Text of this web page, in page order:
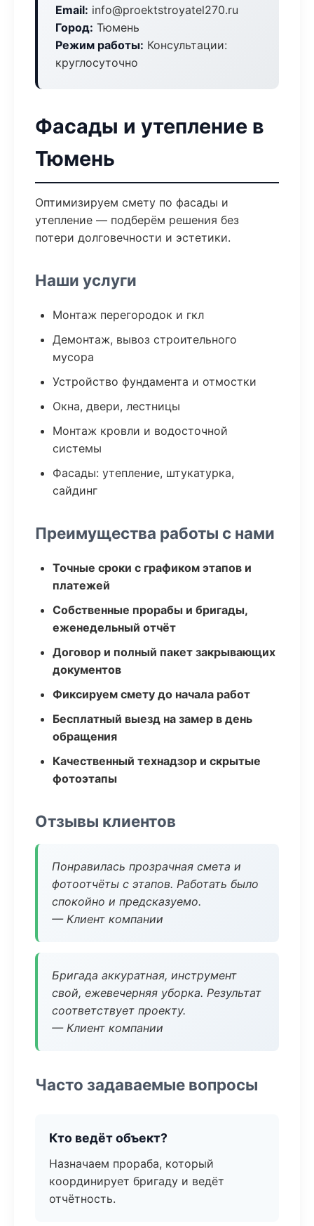
Email: info@proektstroyatel270.ru
Город: Тюмень
Режим работы: Консультации:
круглосуточно
Фасады и утепление в
Тюмень
Оптимизируем смету по фасады и
утепление — подберём решения без
потери долговечности и эстетики.
Наши услуги
Монтаж перегородок и гкл
Демонтаж, вывоз строительного
мусора
Устройство фундамента и отмостки
Окна, двери, лестницы
Монтаж кровли и водосточной
системы
Фасады: утепление, штукатурка,
сайдинг
Преимущества работы с нами
Точные сроки с графиком этапов и
платежей
Собственные прорабы и бригады,
еженедельный отчёт
Договор и полный пакет закрывающих
документов
Фиксируем смету до начала работ
Бесплатный выезд на замер в день
обращения
Качественный технадзор и скрытые
фотоэтапы
Отзывы клиентов
Понравилась прозрачная смета и
фотоотчёты с этапов. Работать было
спокойно и предсказуемо.
— Клиент компании
Бригада аккуратная, инструмент
свой, ежевечерняя уборка. Результат
соответствует проекту.
— Клиент компании
Часто задаваемые вопросы
Кто ведёт объект?
Назначаем прораба, который
координирует бригаду и ведёт
отчётность.